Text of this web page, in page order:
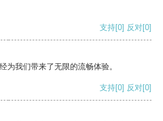
支持[0] 反对[0]
为我们带来了无限的流畅体验。
支持[0] 反对[0]